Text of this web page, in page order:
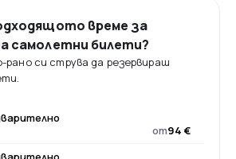
време за
самолетни билети?
рано си струва да резервираш
от94 €